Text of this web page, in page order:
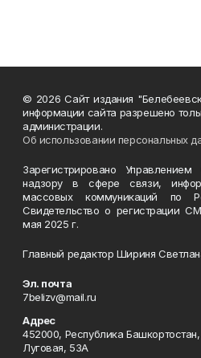
© 2026 Сайт издания
информации сайта разрешено
администрации.
Об использовании персональных
Зарегистрировано
надзору в сфере связи,
массовых коммуникаций по
Свидетельство о регистрации
мая 2025 г.
Главный редактор Шириня
Эл. почта
7belizv@mail.ru
Адрес
452000, Республика
Луговая, 53А